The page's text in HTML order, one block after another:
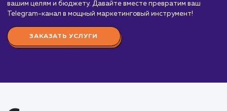
от 10 000 руб.
Продвижение Telegram-канала — это